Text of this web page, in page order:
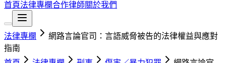
首頁法律專欄合作律師關於我們
法律專欄
網路言論官司：言語威脅被告的法律權益與應對
指南